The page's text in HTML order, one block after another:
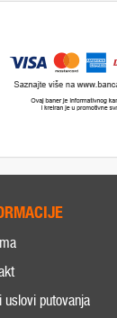
uslovi putovanja